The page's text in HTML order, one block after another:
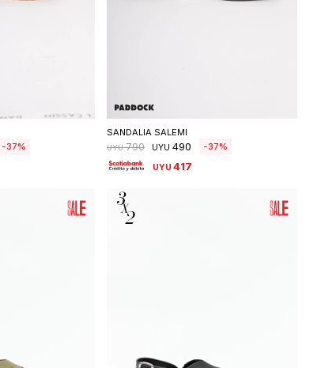
37
SANDALIA SALEMI
UYU 790 UYU 490 37
UYU 417